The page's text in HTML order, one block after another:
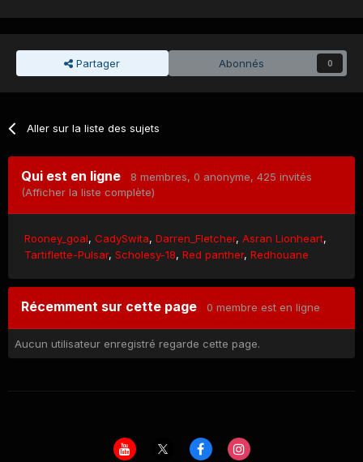
Partager Abonnés 0
Aller sur la liste des sujets
Qui est en ligne 8 membres, 0 anonyme, 425 invités
(Afficher la liste complète)
Rooney_goal CadySwita Darren_Fletcher Asran Lionheart
Tartiflette-Pulsar Scholesy-18 Red panther Redhouane
Récemment sur cette page 0 membre est en ligne
Aucun utilisateur enregistré regarde cette page.